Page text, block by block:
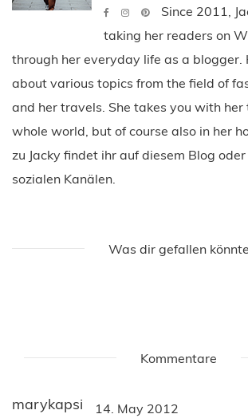
Since 2011,
taking her readers on
through her everyday life as a blogger.
about various topics from the field of
and her travels. She takes you with her
whole world, but of course also in her
zu Jacky findet ihr auf diesem Blog
sozialen Kanälen.
Was dir gefallen könnte
Kommentare
marykapsi 14. May 2012